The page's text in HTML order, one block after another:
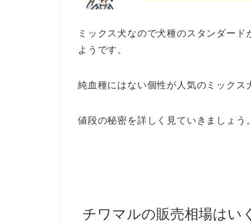
ミックス犬なので犬種のスタンダー
ようです。
純血種にはない個性が人気のミックス
値段の秘密を詳しく見ていきましょう。
チワマルの販売相場はい